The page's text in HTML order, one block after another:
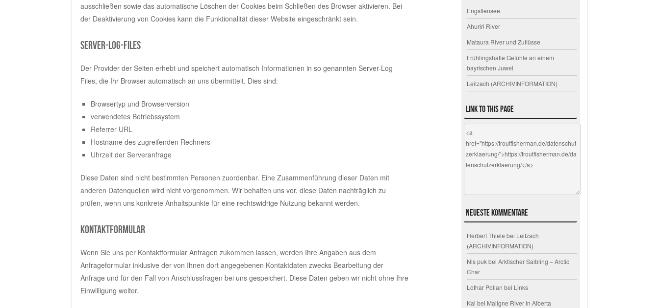
ausschließen sowie das automatische Löschen der Cookies beim Schließen des Browser aktivieren. Bei
der Deaktivierung von Cookies kann die Funktionalität dieser Website eingeschränkt sein.
Server-Log-Files
Der Provider der Seiten erhebt und speichert automatisch Informationen in so genannten Server-Log
Files, die Ihr Browser automatisch an uns übermittelt. Dies sind:
Browsertyp und Browserversion
verwendetes Betriebssystem
Referrer URL
Hostname des zugreifenden Rechners
Uhrzeit der Serveranfrage
Diese Daten sind nicht bestimmten Personen zuordenbar. Eine Zusammenführung dieser Daten mit
anderen Datenquellen wird nicht vorgenommen. Wir behalten uns vor, diese Daten nachträglich zu
prüfen, wenn uns konkrete Anhaltspunkte für eine rechtswidrige Nutzung bekannt werden.
Kontaktformular
Wenn Sie uns per Kontaktformular Anfragen zukommen lassen, werden Ihre Angaben aus dem
Anfrageformular inklusive der von Ihnen dort angegebenen Kontaktdaten zwecks Bearbeitung der
Anfrage und für den Fall von Anschlussfragen bei uns gespeichert. Diese Daten geben wir nicht ohne Ihre
Einwilligung weiter.
Engstlensee
Ahuriri River
Mataura River und Zuflüsse
Frühlingshafte Gefühle an einem
bayrischen Juwel
Leitzach (ARCHIVINFORMATION)
Link to this page
Neueste Kommentare
Herbert Thiele bei Leitzach
(ARCHIVINFORMATION)
Nis pukbeiArktischer Saibling – Arctic
Char
Lothar Pollan bei Links
Kai bei Maligne River in Alberta